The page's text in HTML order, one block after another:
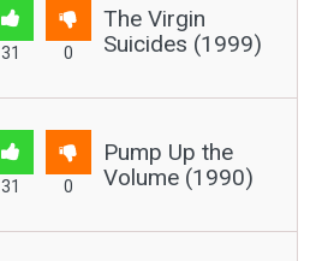
31 0
The Virgin
Suicides (1999)
31 0
Pump Up the
Volume (1990)